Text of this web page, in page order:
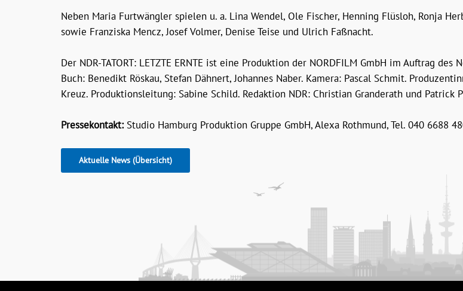
Neben Maria Furtwängler spielen u. a. Lina Wendel, Ole Fischer, Henning Flüsloh, Ronja
sowie Franziska Mencz, Josef Volmer, Denise Teise und Ulrich Faßnacht.
Der NDR-TATORT: LETZTE ERNTE ist eine Produktion der NORDFILM GmbH im Auftrag
Buch: Benedikt Röskau, Stefan Dähnert, Johannes Naber. Kamera: Pascal Schmit.
Kreuz. Produktionsleitung: Sabine Schild. Redaktion NDR: Christian Granderath und Patrick
Pressekontakt:Studio Hamburg Produktion Gruppe GmbH, Alexa Rothmund, Tel. 040 6688
Aktuelle News (Übersicht)